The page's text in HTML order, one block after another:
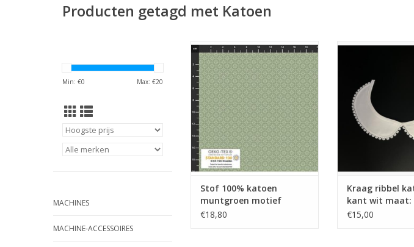
Producten getagd met Katoen
Min: €0 Max: €20
MACHINES
MACHINE-ACCESSOIRES
Stof 100% katoen muntgroen
motief
TOEVOEGEN AAN WINKELWAGEN
Stof 100% katoen
muntgroen motief
€18,80
Kraag ribbel
TOEVOEGEN AAN
Kraag ribbel
kant wit maat:
20
€15,00